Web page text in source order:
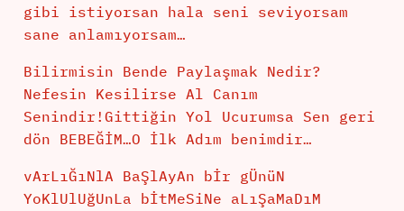
gibi istiyorsan hala seni seviyorsam
sane anlamıyorsam…
Bilirmisin Bende Paylaşmak Nedir?
Nefesin Kesilirse Al Canım
Senindir!Gittiğin Yol Ucurumsa Sen geri
dön BEBEĞİM…O İlk Adım benimdir…
vArLıĞıNlA BaŞlAyAn bİr gÜnüN
YoKlUlUğUnLa bİtMeSiNe aLıŞaMaDıM